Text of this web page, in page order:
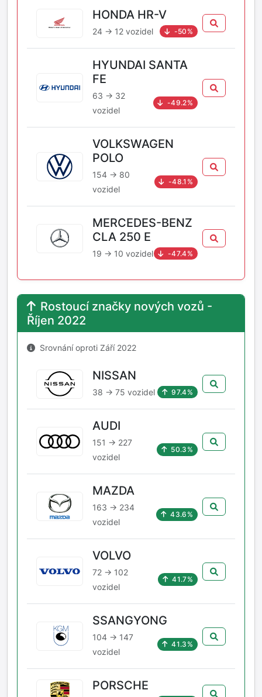
HONDA HR-V
24 → 12 vozidel -50%
HYUNDAI SANTA
FE
63 → 32
vozidel
-49.2%
VOLKSWAGEN
POLO
154 → 80
vozidel
-48.1%
MERCEDES-BENZ
CLA 250 E
19 → 10 vozidel -47.4%
Rostoucí značky nových vozů -
Říjen 2022
Srovnání oproti Září 2022
NISSAN
38 → 75 vozidel 97.4%
AUDI
151 → 227
vozidel
50.3%
MAZDA
163 → 234
vozidel
43.6%
VOLVO
72 → 102
vozidel
41.7%
SSANGYONG
104 → 147
vozidel
41.3%
PORSCHE